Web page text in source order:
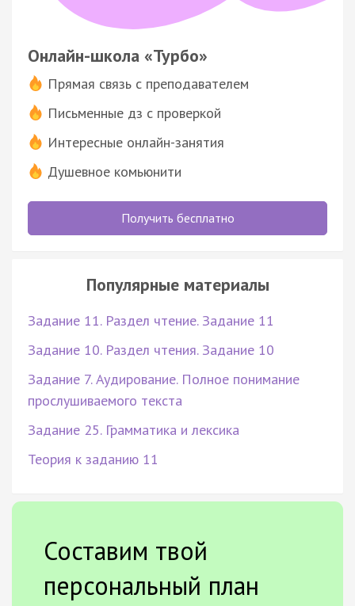
Онлайн-школа «Турбо»
Прямая связь с преподавателем
Письменные дз с проверкой
Интересные онлайн-занятия
Душевное комьюнити
Получить бесплатно
Популярные материалы
Задание 11. Раздел чтение. Задание 11
Задание 10. Раздел чтения. Задание 10
Задание 7. Аудирование. Полное понимание
прослушиваемого текста
Задание 25. Грамматика и лексика
Теория к заданию 11
Составим твой
персональный план